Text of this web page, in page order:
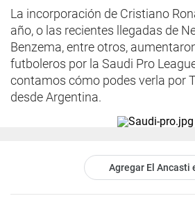
La incorporación de Cristiano
año, o las recientes llegadas de
Benzema, entre otros,
futboleros por la Saudi Pro
contamos cómo podes verla por
desde Argentina.
Agregar El Ancasti